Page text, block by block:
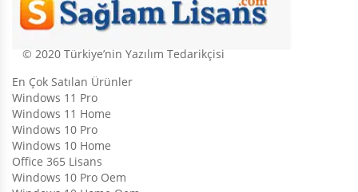
© 2020 Türkiye’nin Yazılım Tedarikçisi
En Çok Satılan Ürünler
Windows 11 Pro
Windows 11 Home
Windows 10 Pro
Windows 10 Home
Office 365 Lisans
Windows 10 Pro Oem